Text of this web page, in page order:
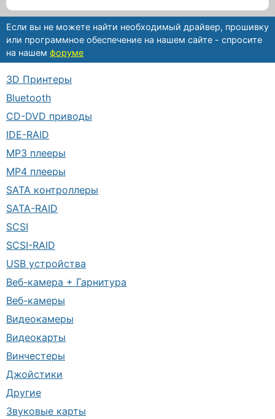
Если вы не можете найти необходимый драйвер, прошивку
или программное обеспечение на нашем сайте - спросите
на нашем форуме
3D Принтеры
Bluetooth
CD-DVD приводы
IDE-RAID
MP3 плееры
MP4 плееры
SATA контроллеры
SATA-RAID
SCSI
SCSI-RAID
USB устройства
Веб-камера + Гарнитура
Веб-камеры
Видеокамеры
Видеокарты
Винчестеры
Джойстики
Другие
Звуковые карты